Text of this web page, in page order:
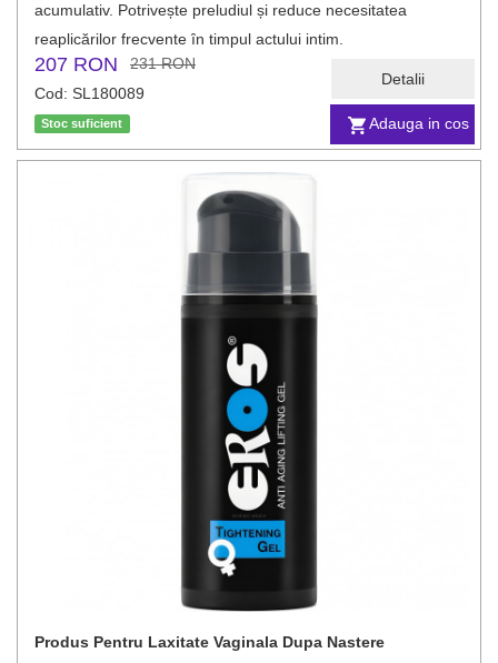
Adauga in cos
Detalii
acumulativ. Potrivește preludiul și reduce necesitatea
reaplicărilor frecvente în timpul actului intim.
207 RON
231 RON
Cod: SL180089
Stoc suficient
Produs Pentru Laxitate Vaginala Dupa Nastere